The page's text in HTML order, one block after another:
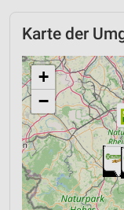
Karte der
+
−